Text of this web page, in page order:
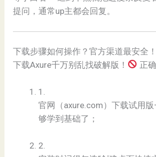
提问，通常up主都会回复。
下载步骤如何操作？官方渠道最安全！
下载Axure千万别乱找破解版！
正
1.
官网（axure.com）下载试用
够学到基础了；
2.